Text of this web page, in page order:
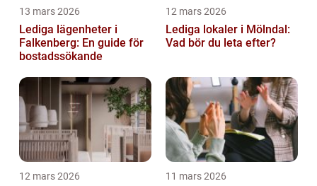
13 mars 2026
Lediga lägenheter i
Falkenberg: En guide för
bostadssökande
12 mars 2026
Lediga lokaler i Mölndal:
Vad bör du leta efter?
12 mars 2026 11 mars 2026